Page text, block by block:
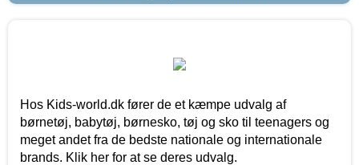
Hos Kids-world.dk fører de et kæmpe udvalg af
børnetøj, babytøj, børnesko, tøj og sko til teenagers og
meget andet fra de bedste nationale og internationale
brands. Klik her for at se deres udvalg.